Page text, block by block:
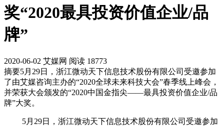
奖“2020最具投资价值企业/品
牌”
2020-06-02 艾媒网 阅读 18773
摘要5月29日，浙江微动天下信息技术股份有限公司受邀参加
了由艾媒咨询主办的“2020全球未来科技大会”春季线上峰会，
并荣获大会颁发的“2020中国金指尖——最具投资价值企业/品
牌”大奖。
5月29日，浙江微动天下信息技术股份有限公司受邀参加